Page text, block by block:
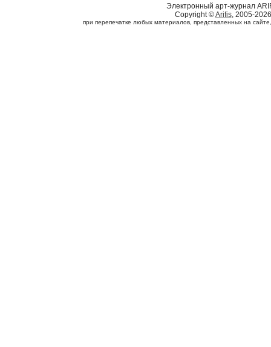
Электронный арт-журнал
Copyright ©Arifis, 2005-2026
при перепечатке любых материалов, представленных на